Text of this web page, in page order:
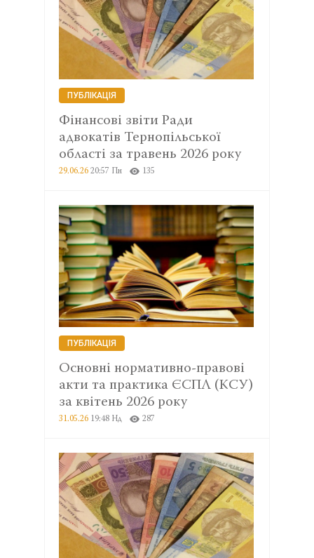
ПУБЛІКАЦІЯ
Фінансові звіти Ради
адвокатів Тернопільської
області за травень 2026 року
29.06.26 20:57 Пн 135
ПУБЛІКАЦІЯ
Основні нормативно-правові
акти та практика ЄСПЛ (КСУ)
за квітень 2026 року
31.05.26 19:48 Нд 287